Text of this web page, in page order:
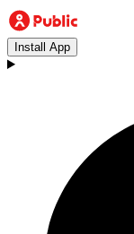
Install App